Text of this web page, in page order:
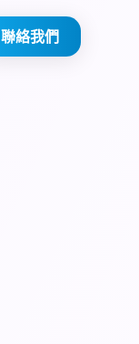
聯絡我們